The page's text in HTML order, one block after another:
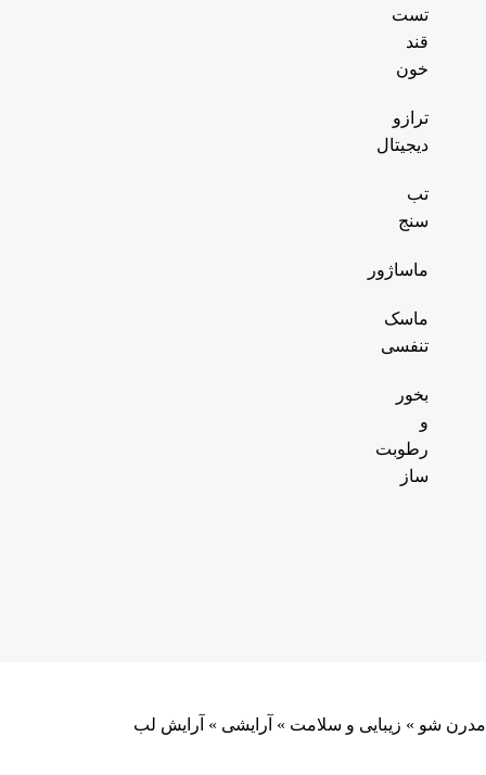
تست
قند
خون
ترازو
دیجیتال
تب
سنج
ماساژور
ماسک
تنفسی
بخور
و
رطوبت
ساز
مدرن شو » زیبایی و سلامت » آرایشی » آرایش لب